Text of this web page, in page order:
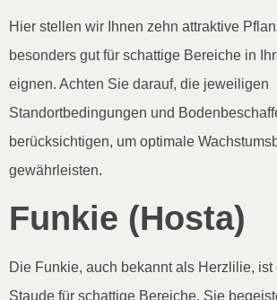
Hier stellen wir Ihnen zehn attraktive
besonders gut für schattige Bereiche in
eignen. Achten Sie darauf, die jeweiligen
Standortbedingungen und
berücksichtigen, um optimale
gewährleisten.
Funkie (Hosta)
Die Funkie, auch bekannt als Herzlilie,
Staude für schattige Bereiche. Sie